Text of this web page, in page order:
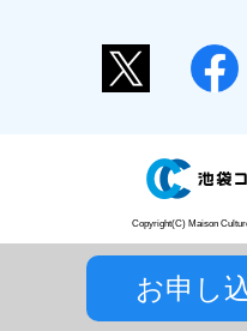
お申し
Copyright(C) Maison